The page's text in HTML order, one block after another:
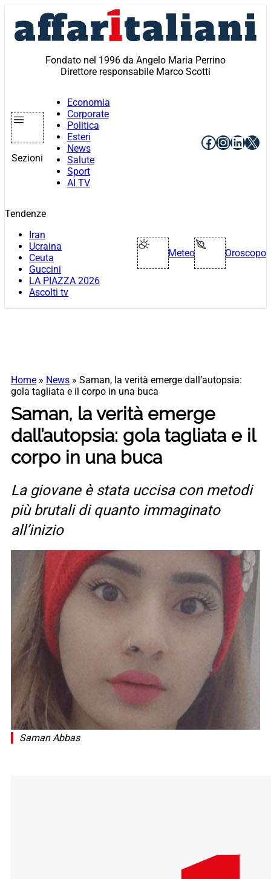
contenuto
Fondato nel 1996 da Angelo Maria Perrino
Direttore responsabile Marco Scotti
Sezioni
Economia
Corporate
Politica
Esteri
News
Salute
Sport
AI TV
Facebook
X
Tendenze
Iran
Ucraina
Ceuta
Guccini
LA PIAZZA 2026
Ascolti tv
Meteo Oroscopo
Home » News » Saman, la verità emerge dall’autopsia:
gola tagliata e il corpo in una buca
Saman, la verità emerge
dall’autopsia: gola tagliata e il
corpo in una buca
La giovane è stata uccisa con metodi
più brutali di quanto immaginato
all’inizio
Saman Abbas